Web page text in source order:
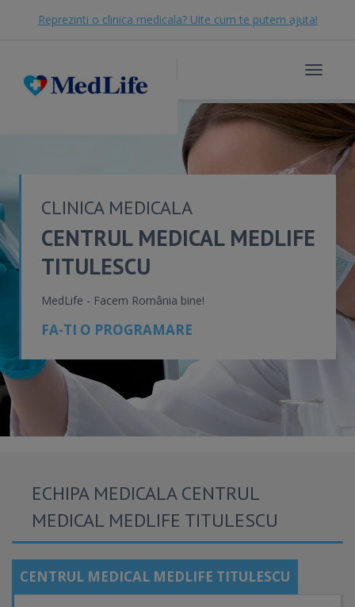
Reprezinti o clinica medicala? Uite cum te putem ajuta!
Toggle
CLINICA MEDICALA
CENTRUL MEDICAL MEDLIFE
TITULESCU
MedLife - Facem România bine!
FA-TI O PROGRAMARE
ECHIPA MEDICALA CENTRUL
MEDICAL MEDLIFE TITULESCU
CENTRUL MEDICAL MEDLIFE TITULESCU